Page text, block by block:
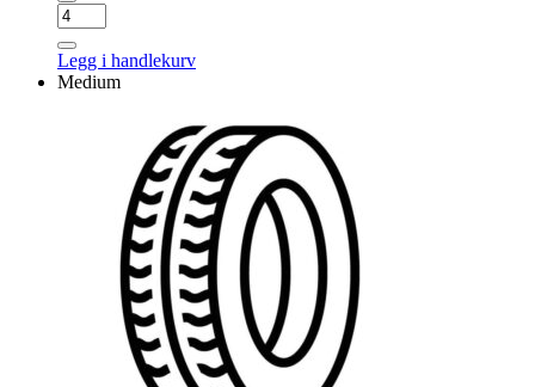
CONTINENTAL
VAN
CONTACT
VIKING
Legg i handlekurv
Medium